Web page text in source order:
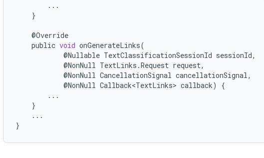
...
}
@Override
public void onGenerateLinks(
@Nullable TextClassificationSessionId sessionId,
@NonNull TextLinks .Request request,
@NonNull CancellationSignal cancellationSignal,
@NonNull Callback<TextLinks> callback)
{
...
}
...
}